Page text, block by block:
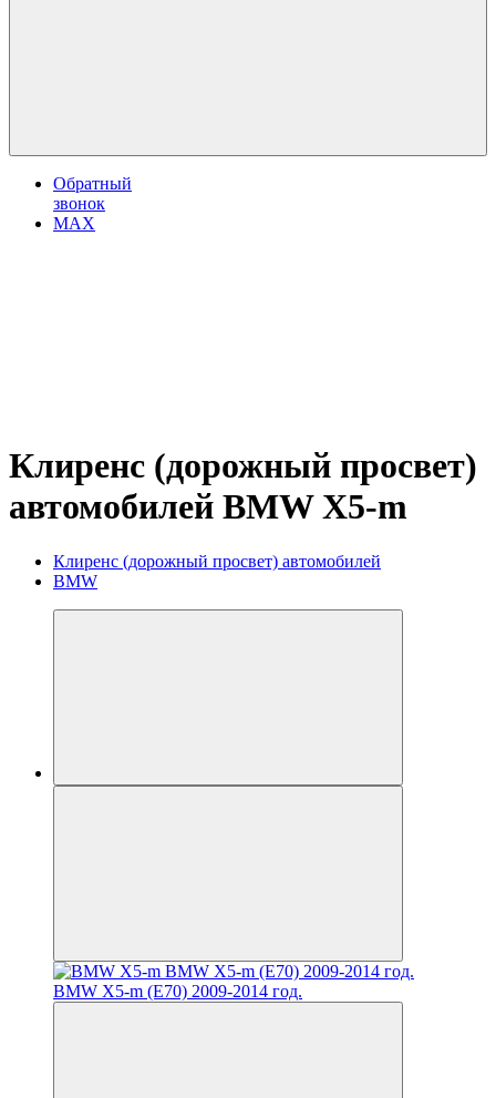
Обратный
звонок
MAX
Клиренс (дорожный просвет)
автомобилей BMW X5-m
Клиренс (дорожный просвет) автомобилей
BMW
BMW X5-m (E70) 2009-2014 год.